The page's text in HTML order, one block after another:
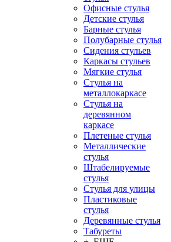
Офисные стулья
Детские стулья
Барные стулья
Полубарные стулья
Сидения стульев
Каркасы стульев
Мягкие стулья
Стулья на
металлокаркасе
Стулья на
деревянном
каркасе
Плетеные стулья
Металлические
стулья
Штабелируемые
стулья
Стулья для улицы
Пластиковые
стулья
Деревянные стулья
Табуреты